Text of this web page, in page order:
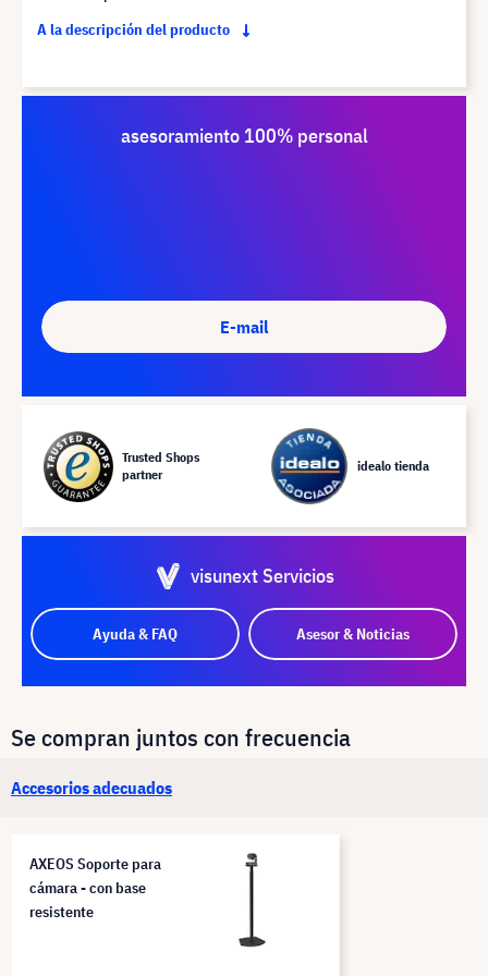
A la descripción del producto
asesoramiento 100% personal
E-mail
Trusted Shops
partner
idealo tienda
visunext Servicios
Ayuda & FAQ Asesor & Noticias
Se compran juntos con frecuencia
Accesorios adecuados
AXEOS Soporte para
cámara - con base
resistente